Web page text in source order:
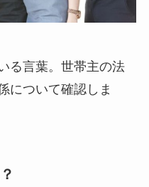
る言葉。世帯主の法
について確認しま